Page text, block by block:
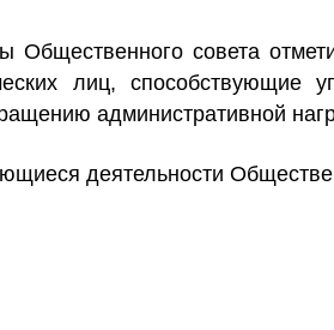
совета
лиц, способствующие
административной
деятельности